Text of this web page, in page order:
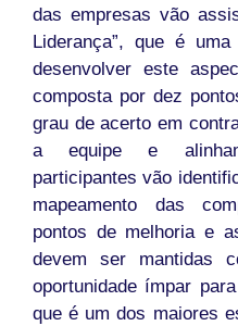
das empresas vão
Liderança”, que é
desenvolver este
composta por dez
grau de acerto em
a equipe e
participantes vão
mapeamento das
pontos de melhoria e
devem ser mantidas
oportunidade ímpar
que é um dos maiores